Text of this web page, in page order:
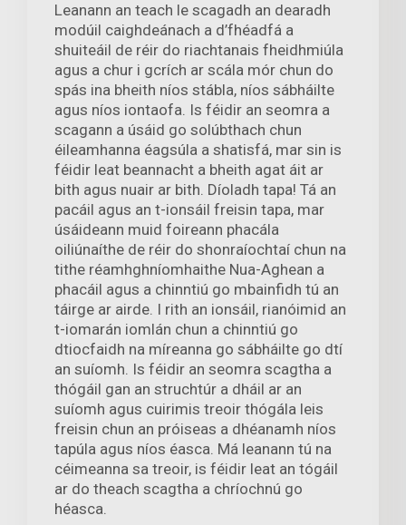
Leanann an teach le scagadh an dearadh
modúil caighdeánach a d’fhéadfá a
shuiteáil de réir do riachtanais fheidhmiúla
agus a chur i gcrích ar scála mór chun do
spás ina bheith níos stábla, níos sábháilte
agus níos iontaofa. Is féidir an seomra a
scagann a úsáid go solúbthach chun
éileamhanna éagsúla a shatisfá, mar sin is
féidir leat beannacht a bheith agat áit ar
bith agus nuair ar bith. Díoladh tapa! Tá an
pacáil agus an t-ionsáil freisin tapa, mar
úsáideann muid foireann phacála
oiliúnaíthe de réir do shonraíochtaí chun na
tithe réamhghníomhaithe Nua-Aghean a
phacáil agus a chinntiú go mbainfidh tú an
táirge ar airde. I rith an ionsáil, rianóimid an
t-iomarán iomlán chun a chinntiú go
dtiocfaidh na míreanna go sábháilte go dtí
an suíomh. Is féidir an seomra scagtha a
thógáil gan an struchtúr a dháil ar an
suíomh agus cuirimis treoir thógála leis
freisin chun an próiseas a dhéanamh níos
tapúla agus níos éasca. Má leanann tú na
céimeanna sa treoir, is féidir leat an tógáil
ar do theach scagtha a chríochnú go
héasca.